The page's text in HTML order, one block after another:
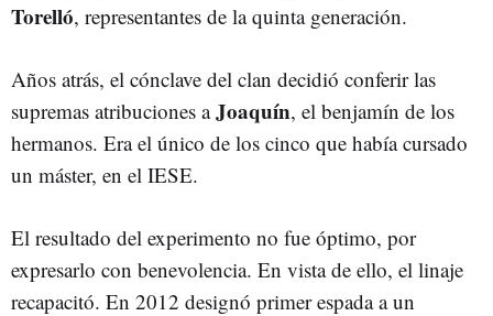
Torelló, representantes de la quinta generación.
Años atrás, el cónclave del clan decidió conferir las
supremas atribuciones aJoaquín, el benjamín de los
hermanos. Era el único de los cinco que había cursado
un máster, en el IESE.
El resultado del experimento no fue óptimo, por
expresarlo con benevolencia. En vista de ello, el linaje
recapacitó. En 2012 designó primer espada a un